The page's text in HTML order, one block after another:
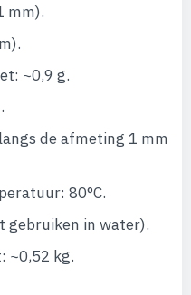
mm).
~0,9 g.
de afmeting 1 mm
80°C.
gebruiken in water).
~0,52 kg.